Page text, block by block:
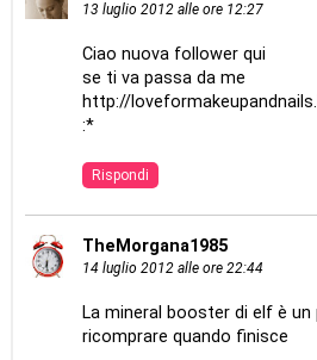
13 luglio 2012 alle ore 12:27
Ciao nuova follower qui
se ti va passa da me
http://
:*
Rispondi
TheMorgana1985
14 luglio 2012 alle ore 22:44
La mineral booster di elf è
ricomprare quando finisce